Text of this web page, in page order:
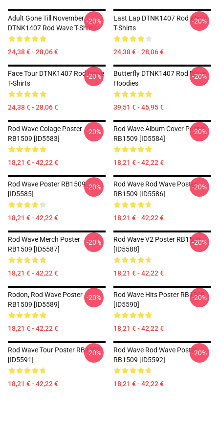
Adult Gone Till November
DTNK1407 Rod Wave T-Shirts
24,38 € - 28,06 €
-20%
Last Lap DTNK1407 Rod Wave
T-Shirts
24,38 € - 28,06 €
-20%
Face Tour DTNK1407 Rod Wave
T-Shirts
24,38 € - 28,06 €
-20%
Butterfly DTNK1407 Rod Wave
Hoodies
39,51 € - 45,95 €
-20%
Rod Wave Colage Poster
RB1509 [ID5583]
18,21 € - 42,22 €
-20%
Rod Wave Album Cover Poster
RB1509 [ID5584]
18,21 € - 42,22 €
-20%
Rod Wave Poster RB1509
[ID5585]
18,21 € - 42,22 €
-20%
Rod Wave Rod Wave Poster
RB1509 [ID5586]
18,21 € - 42,22 €
-20%
Rod Wave Merch Poster
RB1509 [ID5587]
18,21 € - 42,22 €
-20%
Rod Wave V2 Poster RB1509
[ID5588]
18,21 € - 42,22 €
-20%
Rodon, Rod Wave Poster
RB1509 [ID5589]
18,21 € - 42,22 €
-20%
Rod Wave Hits Poster RB1509
[ID5590]
18,21 € - 42,22 €
-20%
Rod Wave Tour Poster RB1509
[ID5591]
18,21 € - 42,22 €
-20%
Rod Wave Rod Wave Poster
RB1509 [ID5592]
18,21 € - 42,22 €
-20%